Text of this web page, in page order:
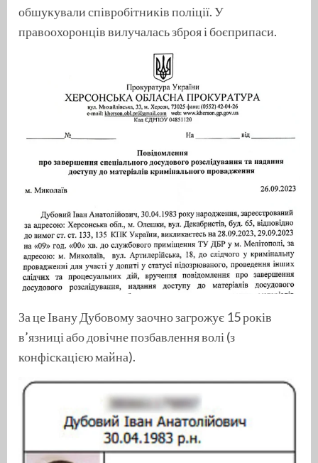
обшукували співробітників поліції. У
правоохоронців вилучалась зброя і боєприпаси.
За це Івану Дубовому заочно загрожує 15 років
в’язниці або довічне позбавлення волі (з
конфіскацією майна).